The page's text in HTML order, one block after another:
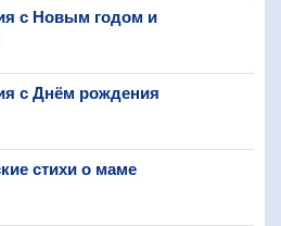
с Новым годом и
с Днём рождения
стихи о маме